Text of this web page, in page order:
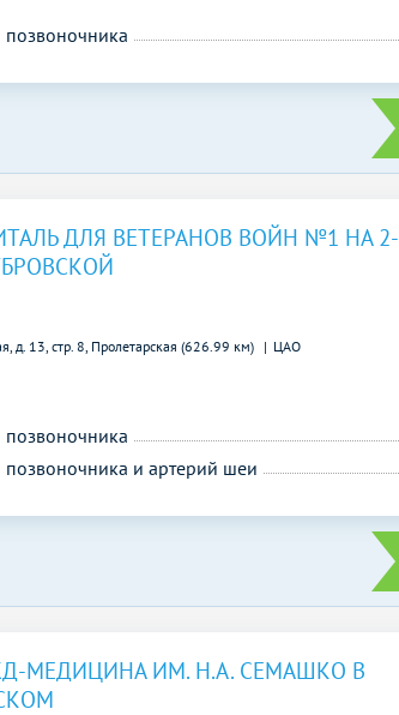
ДЛЯ ВЕТЕРАНОВ ВОЙН №1 НА 2-
д. 13, стр. 8, Пролетарская (626.99 км) ЦАО
и артерий шеи
МЕДИЦИНА ИМ. Н.А. СЕМАШКО В